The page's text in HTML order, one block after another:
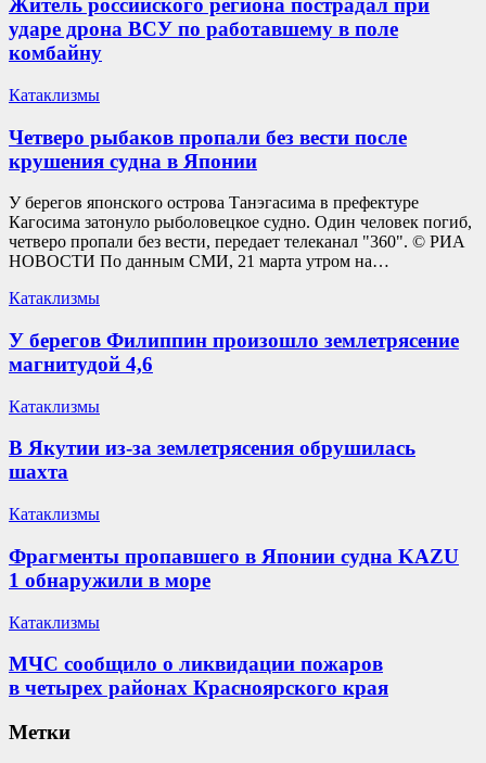
Житель российского региона пострадал при
ударе дрона ВСУ по работавшему в поле
комбайну
Катаклизмы
Четверо рыбаков пропали без вести после
крушения судна в Японии
У берегов японского острова Танэгасима в префектуре
Кагосима затонуло рыболовецкое судно. Один человек погиб,
четверо пропали без вести, передает телеканал "360". © РИА
НОВОСТИ По данным СМИ, 21 марта утром на…
Катаклизмы
У берегов Филиппин произошло землетрясение
магнитудой 4,6
Катаклизмы
В Якутии из-за землетрясения обрушилась
шахта
Катаклизмы
Фрагменты пропавшего в Японии судна KAZU
1 обнаружили в море
Катаклизмы
МЧС сообщило о ликвидации пожаров
в четырех районах Красноярского края
Метки